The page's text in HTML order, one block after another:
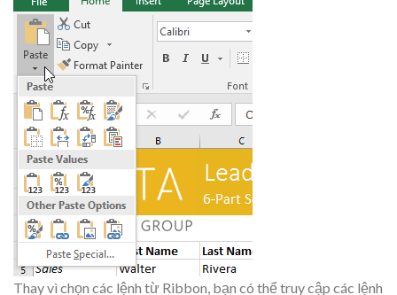
Thay vì chọn các lệnh từ Ribbon, bạn có thể truy cập các lệnh